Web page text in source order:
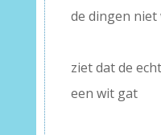
de dingen niet
ziet dat de
een wit gat